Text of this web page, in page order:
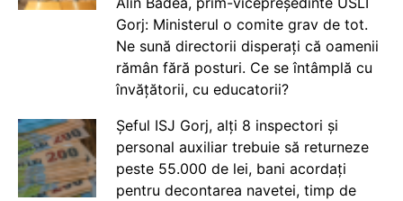
Gorj: Ministerul o comite grav de tot.
Ne sună directorii disperați că oamenii
rămân fără posturi. Ce se întâmplă cu
învățătorii, cu educatorii?
Șeful ISJ Gorj, alți 8 inspectori și
personal auxiliar trebuie să returneze
peste 55.000 de lei, bani acordați
pentru decontarea navetei, timp de